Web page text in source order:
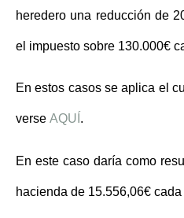
heredero una reducción de
el impuesto sobre 130.000€
En estos casos se aplica el
verse AQUÍ .
En este caso daría como
hacienda de 15.556,06€ cada